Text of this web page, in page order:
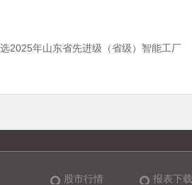
2025年山东省先进级（省级）智能工厂
股市行情 报表下载